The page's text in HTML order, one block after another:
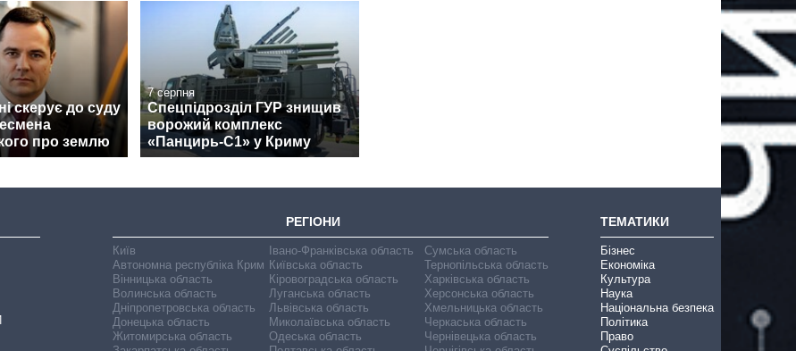
скерує до суду
про землю
7 серпня
Спецпідрозділ ГУР знищив
ворожий комплекс
«Панцирь-С1» у Криму
РЕГІОНИ
Київ
Автономна республіка Крим
Вінницька область
Волинська область
Дніпропетровська область
Донецька область
Житомирська область
Івано-Франківська область
Київська область
Кіровоградська область
Луганська область
Львівська область
Миколаївська область
Одеська область
Сумська область
Тернопільська область
Харківська область
Херсонська область
Хмельницька область
Черкаська область
Чернівецька область
ТЕМАТИКИ
Бізнес
Економіка
Культура
Наука
Національна безпека
Політика
Право